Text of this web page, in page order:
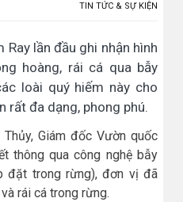
TIN TỨC & SỰ KIỆN
lần đầu ghi nhận hình
hoàng, rái cá qua bẫy
loài quý hiếm này cho
rất đa dạng, phong phú.
Giám đốc Vườn quốc
thông qua công nghệ bẫy
đặt trong rừng), đơn vị đã
rái cá trong rừng.